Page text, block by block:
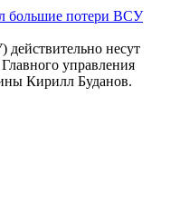
большие потери ВСУ
несут
управления
Кирилл Буданов.